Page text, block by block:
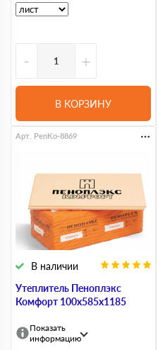
- +
В КОРЗИНУ
Утеплитель Пеноплэкс
Комфорт 100х585х1185
В наличии
Арт. PenKo-8869
Показать
информацию